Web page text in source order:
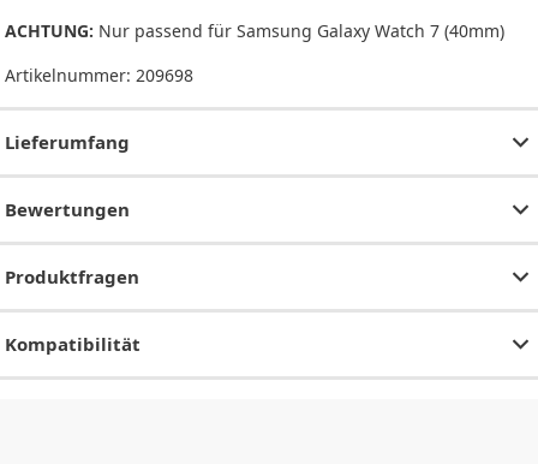
ACHTUNG: Nur passend für Samsung Galaxy Watch 7 (40mm)
Artikelnummer: 209698
Lieferumfang
Bewertungen
Produktfragen
Kompatibilität